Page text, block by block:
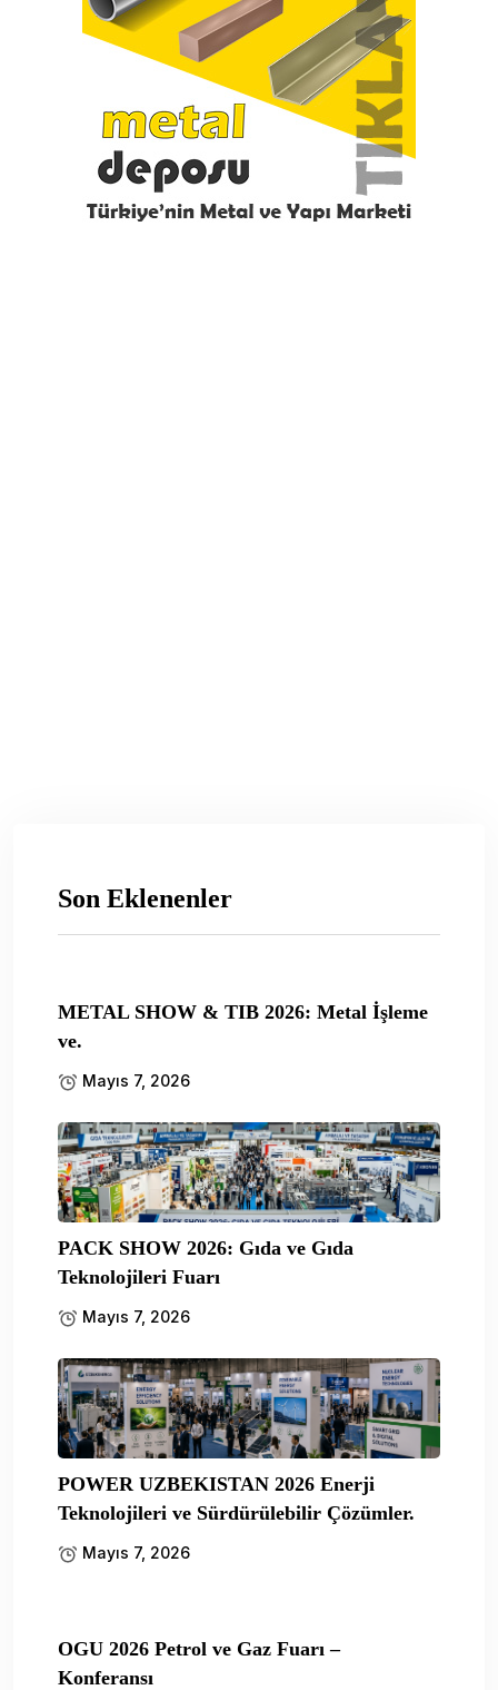
Son Eklenenler
METAL SHOW & TIB 2026: Metal İşleme
ve.
Mayıs 7, 2026
PACK SHOW 2026: Gıda ve Gıda
Teknolojileri Fuarı
Mayıs 7, 2026
POWER UZBEKISTAN 2026 Enerji
Teknolojileri ve Sürdürülebilir Çözümler.
Mayıs 7, 2026
OGU 2026 Petrol ve Gaz Fuarı –
Konferansı